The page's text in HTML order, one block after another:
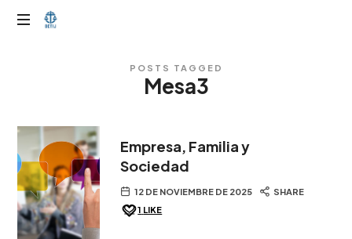
OTIJobservador
POSTS TAGGED
Mesa3
Empresa, Familia y
Sociedad
12 DE NOVIEMBRE DE 2025
SHARE
1 LIKE